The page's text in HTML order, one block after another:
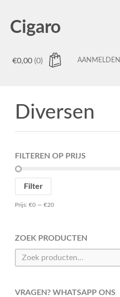
Cigaro
€0,00 (0) AANMELDEN
Diversen
FILTEREN OP PRIJS
Filter
Prijs: €0 — €20
ZOEK PRODUCTEN
VRAGEN? WHATSAPP ONS